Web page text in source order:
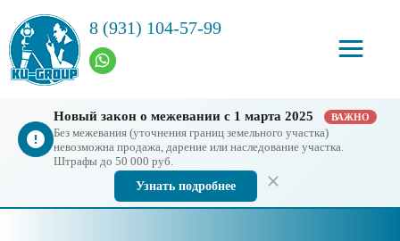
8 (931) 104-57-99
Новый закон о межевании с 1 марта 2025 ВАЖНО
Без межевания (уточнения границ земельного участка)
невозможна продажа, дарение или наследование участка.
Штрафы до 50 000 руб.
Узнать подробнее